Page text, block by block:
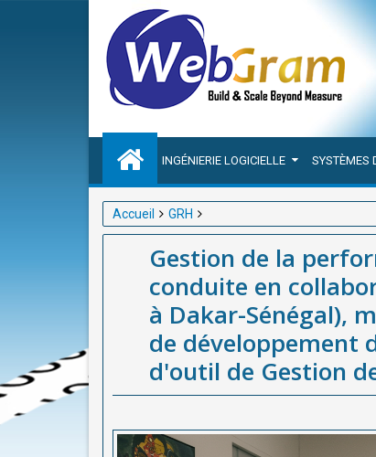
INGÉNIERIE LOGICIELLE SYSTÈMES
Accueil
GRH
Gestion de la performance à l'ère post-covid;
Dakar-Sénégal), meilleure
Gestion des Ressources Humaines en Afrique
Gestion de la
conduite en
à Dakar-Sénégal),
de développement
d'outil de Gestion